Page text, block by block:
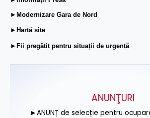
►Modernizare Gara de Nord
►Hartă site
►Fii pregătit pentru situații de urgență
ANUNŢURI
►ANUNȚ de selecție pentru